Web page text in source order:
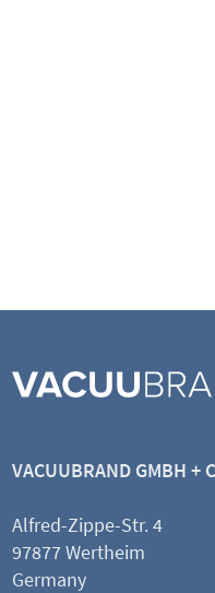
KF DN 16, 1000 mm
带小法兰的PTFE管（抗
标称宽度 KF DN 16 mm |
VACUUBRAND GMBH +
Alfred-Zippe-Str. 4
97877 Wertheim
Germany